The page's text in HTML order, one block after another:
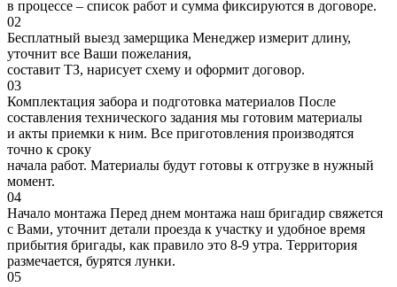
в процессе – список работ и сумма фиксируются в договоре.
02
Бесплатный выезд замерщика Менеджер измерит длину,
уточнит все Ваши пожелания,
составит ТЗ, нарисует схему и оформит договор.
03
Комплектация забора и подготовка материалов После
составления технического задания мы готовим материалы
и акты приемки к ним. Все приготовления производятся
точно к сроку
начала работ. Материалы будут готовы к отгрузке в нужный
момент.
04
Начало монтажа Перед днем монтажа наш бригадир свяжется
с Вами, уточнит детали проезда к участку и удобное время
прибытия бригады, как правило это 8-9 утра. Территория
размечается, бурятся лунки.
05